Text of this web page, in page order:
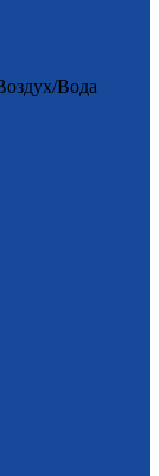
Вода